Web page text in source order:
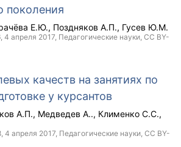
поколения
Е.Ю. Поздняков А.П. Гусев Ю.М.
4 апреля 2017, Педагогические науки, CC BY-
качеств на занятиях по
у курсантов
А.П. Медведев А.. Клименко С.С.
4 апреля 2017, Педагогические науки, CC BY-